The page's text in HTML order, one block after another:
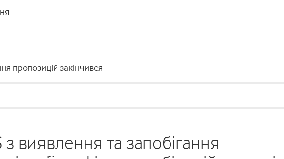
пропозицій закінчився
з виявлення та запобігання